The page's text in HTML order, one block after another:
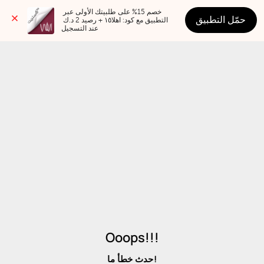
عند التسجيل
حمّل التطبيق
Ooops!!!
حدث خطأ ما!